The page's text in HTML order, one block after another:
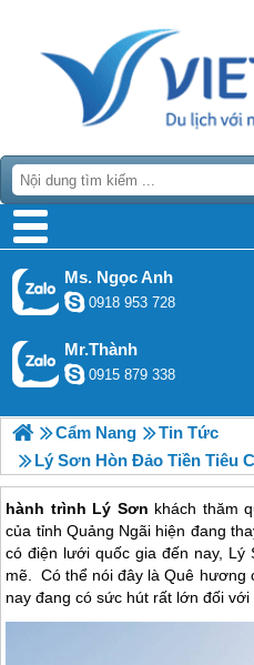
Ms. Ngọc Anh
0918 953 728
Mr.Thành
0915 879 338
Cẩm Nang
Tin Tức
Lý Sơn Hòn Đảo Tiền Tiêu
hành trình Lý Sơn khách thăm
của tỉnh Quảng Ngãi hiện đang
có điện lưới quốc gia đến nay,
mẽ. Có thể nói đây là Quê hương
nay đang có sức hút rất lớn đối